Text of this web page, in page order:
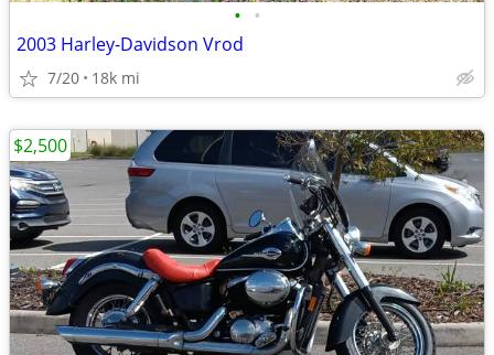
• •
2003 Harley-Davidson Vrod
7/20 18k mi
$2,500